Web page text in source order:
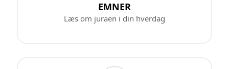
EMNER
Læs om juraen i din hverdag